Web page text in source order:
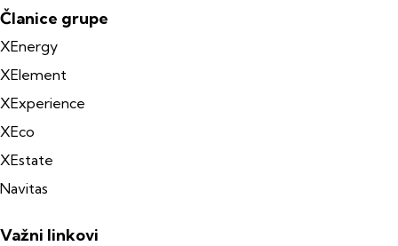
Članice grupe
XEnergy
XElement
XExperience
XEco
XEstate
Navitas
Važni linkovi